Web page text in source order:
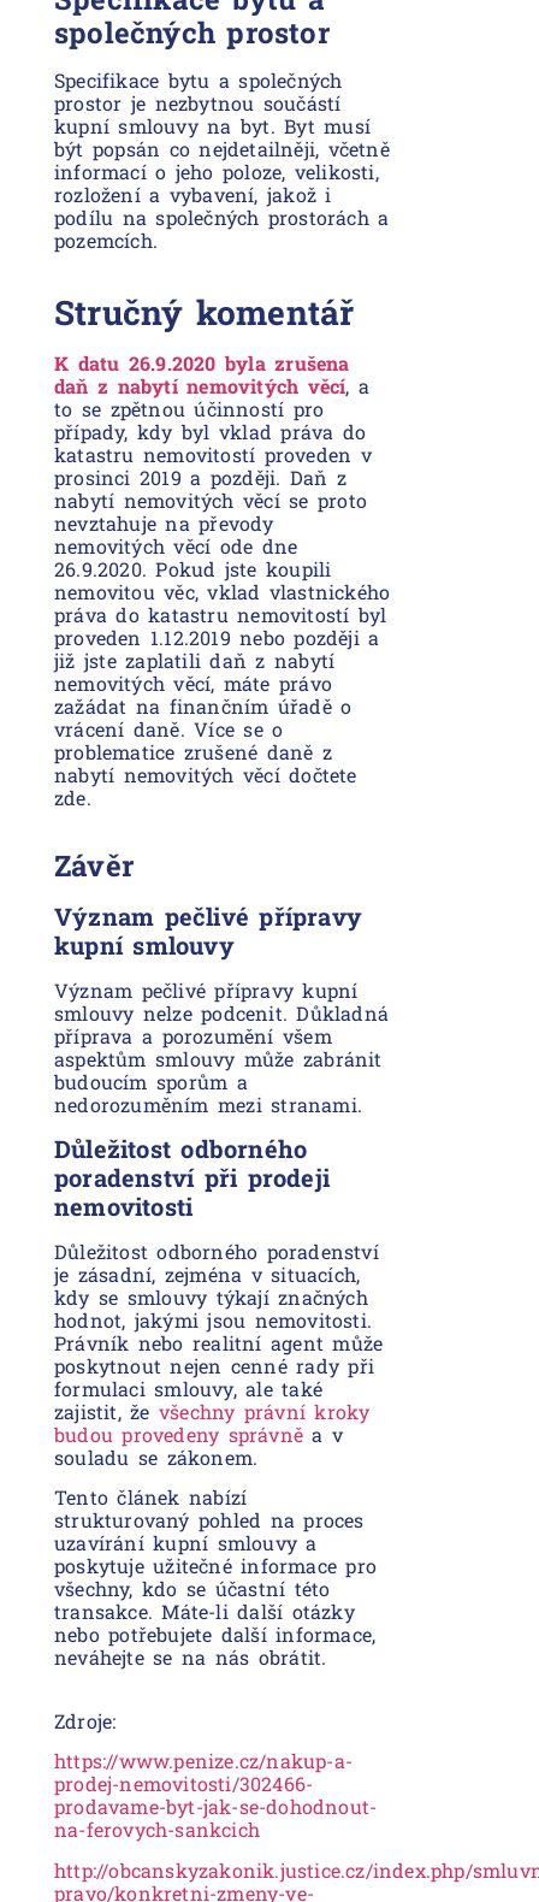
společných prostor
Specifikace bytu a společných
prostor je nezbytnou součástí
kupní smlouvy na byt. Byt musí
být popsán co nejdetailněji, včetně
informací o jeho poloze, velikosti,
rozložení a vybavení, jakož i
podílu na společných prostorách a
pozemcích.
Stručný komentář
K datu 26.9.2020 byla zrušena
daň z nabytí nemovitých věcí, a
to se zpětnou účinností pro
případy, kdy byl vklad práva do
katastru nemovitostí proveden v
prosinci 2019 a později. Daň z
nabytí nemovitých věcí se proto
nevztahuje na převody
nemovitých věcí ode dne
26.9.2020. Pokud jste koupili
nemovitou věc, vklad vlastnického
práva do katastru nemovitostí byl
proveden 1.12.2019 nebo později a
již jste zaplatili daň z nabytí
nemovitých věcí, máte právo
zažádat na finančním úřadě o
vrácení daně. Více se o
problematice zrušené daně z
nabytí nemovitých věcí dočtete
zde.
Závěr
Význam pečlivé přípravy
kupní smlouvy
Význam pečlivé přípravy kupní
smlouvy nelze podcenit. Důkladná
příprava a porozumění všem
aspektům smlouvy může zabránit
budoucím sporům a
nedorozuměním mezi stranami.
Důležitost odborného
poradenství při prodeji
nemovitosti
Důležitost odborného poradenství
je zásadní, zejména v situacích,
kdy se smlouvy týkají značných
hodnot, jakými jsou nemovitosti.
Právník nebo realitní agent může
poskytnout nejen cenné rady při
formulaci smlouvy, ale také
zajistit, že všechny právní kroky
budou provedeny správně a v
souladu se zákonem.
Tento článek nabízí
strukturovaný pohled na proces
uzavírání kupní smlouvy a
poskytuje užitečné informace pro
všechny, kdo se účastní této
transakce. Máte-li další otázky
nebo potřebujete další informace,
neváhejte se na nás obrátit.
Zdroje:
https://www.penize.cz/nakup-a-
prodej-nemovitosti/302466-
prodavame-byt-jak-se-dohodnout-
na-ferovych-sankcich
http://obcanskyzakonik.justice.cz/index.php/
pravo/konkretni-zmeny-ve-